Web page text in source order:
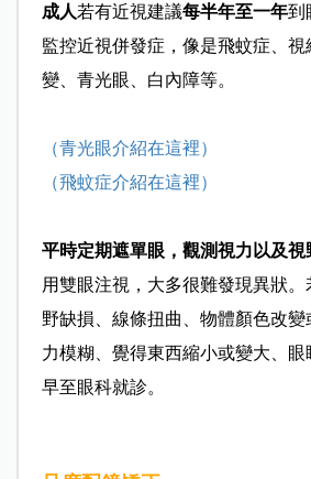
成人若有近視建議每半年至一年到
監控近視併發症，像是飛蚊症、
變、青光眼、白內障等。
（青光眼介紹在這裡）
（飛蚊症介紹在這裡）
平時定期遮單眼，觀測視力以及視
用雙眼注視，大多很難發現異狀
野缺損、線條扭曲、物體顏色改
力模糊、覺得東西縮小或變大、
早至眼科就診。